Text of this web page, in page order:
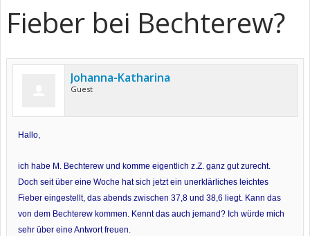
Fieber bei Bechterew?
Johanna-Katharina
Guest
Hallo,
ich habe M. Bechterew und komme eigentlich z.Z. ganz gut zurecht.
Doch seit über eine Woche hat sich jetzt ein unerklärliches leichtes
Fieber eingestellt, das abends zwischen 37,8 und 38,6 liegt. Kann das
von dem Bechterew kommen. Kennt das auch jemand? Ich würde mich
sehr über eine Antwort freuen.